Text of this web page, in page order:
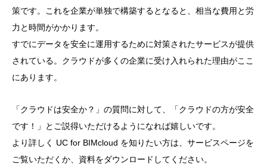
策です。これを企業が単独で構築するとなると、相当な費用と労
力と時間がかかります。
すでにデータを安全に運用するために対策されたサービスが提供
されている。クラウドが多くの企業に受け入れられた理由がここ
にあります。
「クラウドは安全か？」の質問に対して、「クラウドの方が安全
です！」とご説得いただけるようになれば嬉しいです。
より詳しく UC for BIMcloud を知りたい方は、サービスページを
ご覧いただくか、資料をダウンロードしてください。